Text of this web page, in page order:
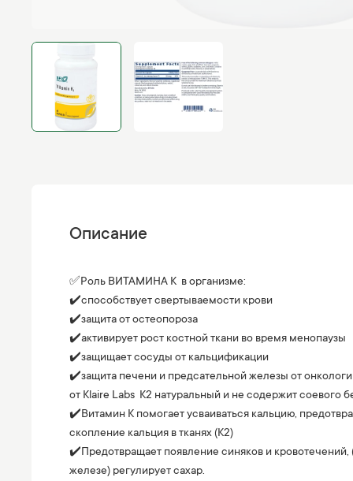
Описание
✅Роль ВИТАМИНА К в организме:
✔️способствует свертываемости крови
✔️защита от остеопороза
✔️активирует рост костной ткани во время менопаузы
✔️защищает сосуды от кальцификации
✔️защита печени и предсательной железы от
от Klaire Labs К2 натуральный и не содержит соевого
✔️Витамин К помогает усваиваться кальцию,
скопление кальция в тканях (К2)
✔️Предотвращает появление синяков и
железе) регулирует сахар.